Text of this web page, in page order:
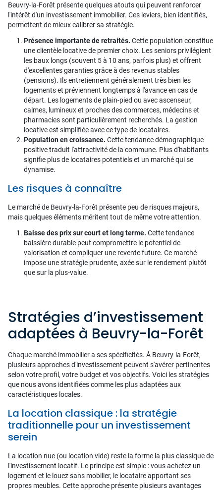
Beuvry-la-Forêt présente quelques atouts qui peuvent renforcer
l'intérêt d'un investissement immobilier. Ces leviers, bien identifiés,
permettent de mieux calibrer sa stratégie.
Présence importante de retraités. Cette population constitue
une clientèle locative de premier choix. Les seniors privilégient
les baux longs (souvent 5 à 10 ans, parfois plus) et offrent
d'excellentes garanties grâce à des revenus stables
(pensions). Ils entretiennent généralement très bien les
logements et préviennent longtemps à l'avance en cas de
départ. Les logements de plain-pied ou avec ascenseur,
calmes, lumineux et proches des commerces, médecins et
pharmacies sont particulièrement recherchés. La gestion
locative est simplifiée avec ce type de locataires.
Population en croissance. Cette tendance démographique
positive traduit l'attractivité de la commune. Plus d'habitants
signifie plus de locataires potentiels et un marché qui se
dynamise.
Les risques à connaître
Le marché de Beuvry-la-Forêt présente peu de risques majeurs,
mais quelques éléments méritent tout de même votre attention.
Baisse des prix sur court et long terme. Cette tendance
baissière durable peut compromettre le potentiel de
valorisation et compliquer une revente future. Ce marché
impose une stratégie prudente, axée sur le rendement plutôt
que sur la plus-value.
Stratégies d’investissement
adaptées à Beuvry-la-Forêt
Chaque marché immobilier a ses spécificités. À Beuvry-la-Forêt,
plusieurs approches d'investissement peuvent s'avérer pertinentes
selon votre profil, votre budget et vos objectifs. Voici les stratégies
que nous avons identifiées comme les plus adaptées aux
caractéristiques locales.
La location classique : la stratégie
traditionnelle pour un investissement
serein
La location nue (ou location vide) reste la forme la plus classique de
l'investissement locatif. Le principe est simple : vous achetez un
logement et le louez sans mobilier, le locataire apportant ses
propres meubles. Cette approche présente plusieurs avantages